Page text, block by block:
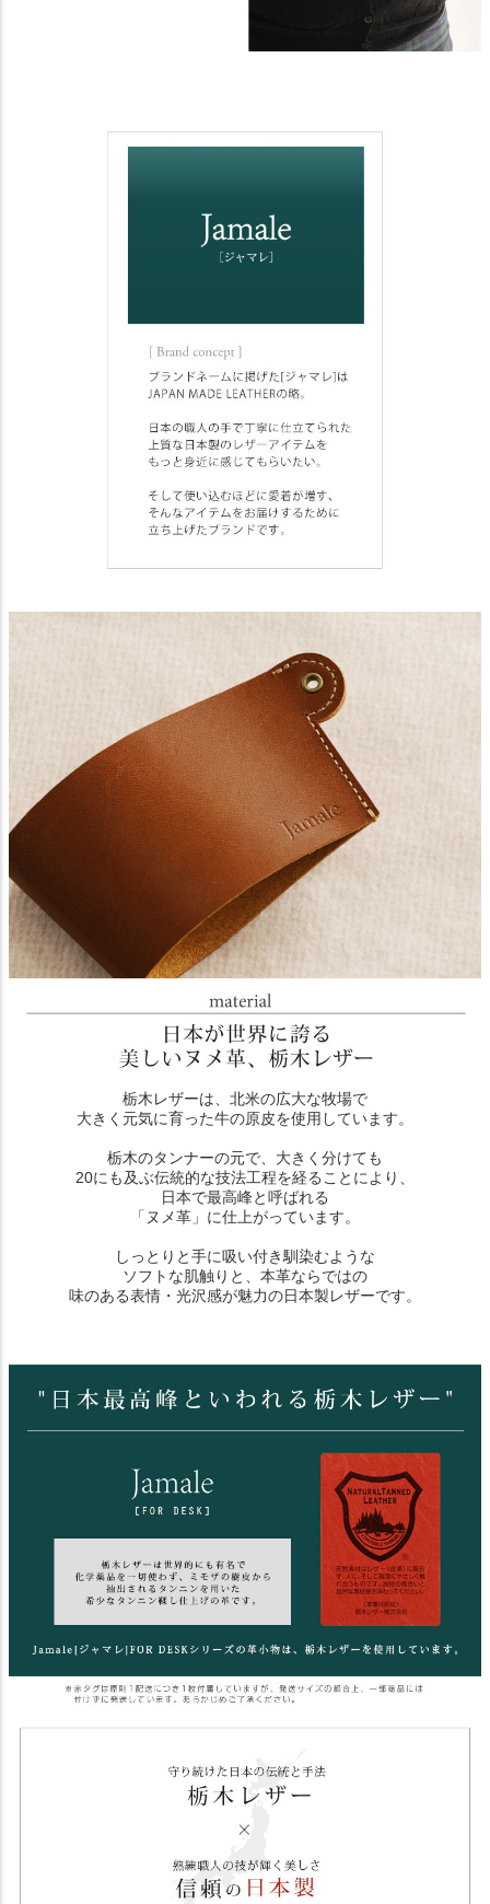
栃木レザーは、北米の広大な牧場で
大きく元気に育った牛の原皮を使用しています。
栃木のタンナーの元で、大きく分けても
20にも及ぶ伝統的な技法工程を経ることにより、
日本で最高峰と呼ばれる
「ヌメ革」に仕上がっています。
しっとりと手に吸い付き馴染むような
ソフトな肌触りと、本革ならではの
味のある表情・光沢感が魅力の日本製レザーです。